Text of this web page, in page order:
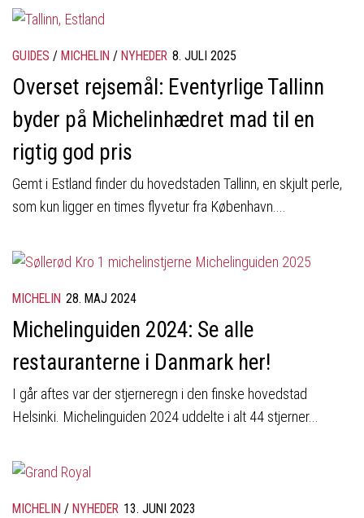
GUIDES / MICHELIN / NYHEDER 8. JULI 2025
Overset rejsemål: Eventyrlige Tallinn
byder på Michelinhædret mad til en
rigtig god pris
Gemt i Estland finder du hovedstaden Tallinn, en skjult perle,
som kun ligger en times flyvetur fra København....
MICHELIN 28. MAJ 2024
Michelinguiden 2024: Se alle
restauranterne i Danmark her!
I går aftes var der stjerneregn i den finske hovedstad
Helsinki. Michelinguiden 2024 uddelte i alt 44 stjerner...
MICHELIN / NYHEDER 13. JUNI 2023